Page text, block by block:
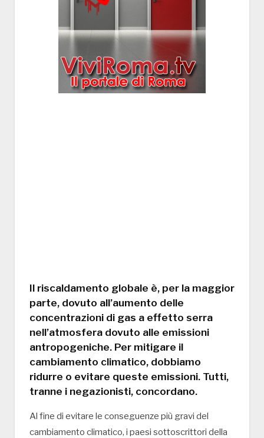
Il riscaldamento globale è, per la maggior
parte, dovuto all’aumento delle
concentrazioni di gas a effetto serra
nell’atmosfera dovuto alle emissioni
antropogeniche. Per mitigare il
cambiamento climatico, dobbiamo
ridurre o evitare queste emissioni. Tutti,
tranne i negazionisti, concordano.
Al fine di evitare le conseguenze più gravi del
cambiamento climatico, i paesi sottoscrittori della